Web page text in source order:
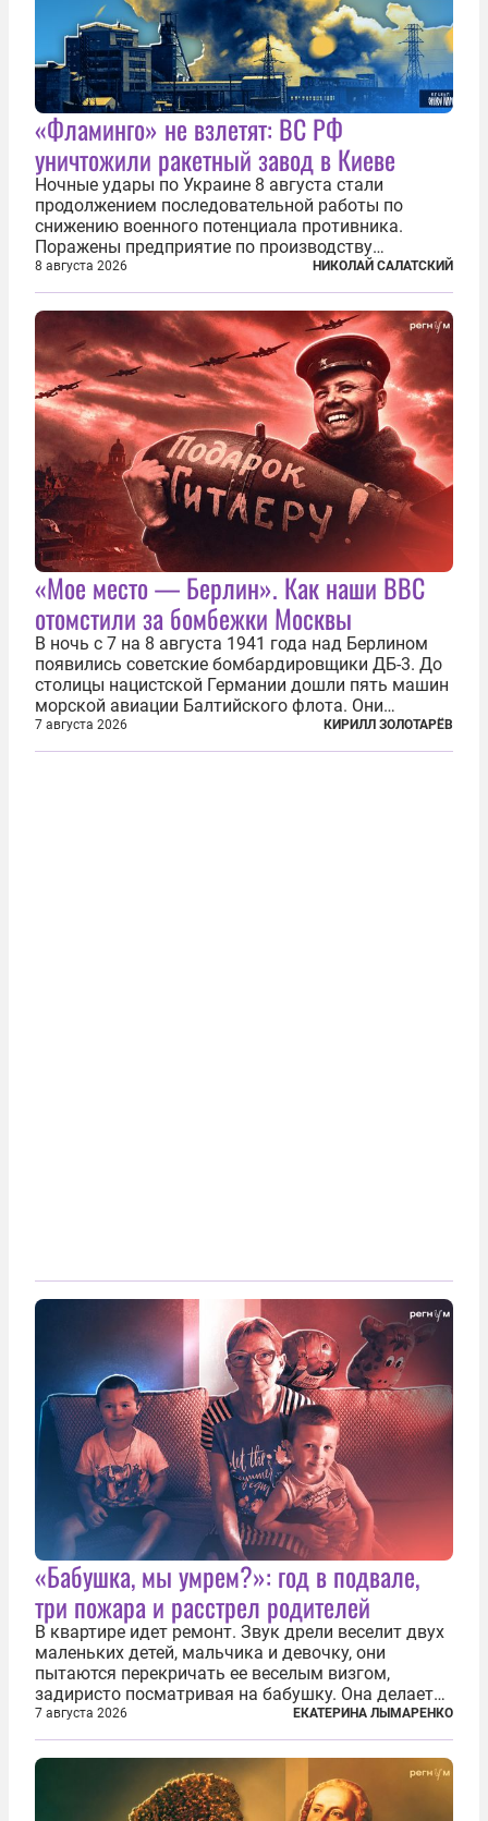
«Фламинго» не взлетят: ВС РФ
уничтожили ракетный завод в Киеве
Ночные удары по Украине 8 августа стали
продолжением последовательной работы по
снижению военного потенциала противника.
Поражены предприятие по производству
крылатых ракет, крупный склад топлива и два
сухогруза с военными грузами. Дополнительно
нанесены удары по объектам в ряде городов. В
Киеве...
8 августа 2026 НИКОЛАЙ САЛАТСКИЙ
«Мое место — Берлин». Как наши ВВС
отомстили за бомбежки Москвы
В ночь с 7 на 8 августа 1941 года над Берлином
появились советские бомбардировщики ДБ-3. До
столицы нацистской Германии дошли пять машин
морской авиации Балтийского флота. Они
сбросили бомбы на город, который в тот момент
жил в полной уверенности, что война идет где-то
7 августа 2026 КИРИЛЛ ЗОЛОТАРЁВ
«Бабушка, мы умрем?»: год в подвале,
три пожара и расстрел родителей
В квартире идет ремонт. Звук дрели веселит двух
маленьких детей, мальчика и девочку, они
пытаются перекричать ее веселым визгом,
задиристо посматривая на бабушку. Она делает
им замечание, но внуки чувствуют, что она
сердится невсерьез. И это правда: дрель, конечно,
сверлит противно, но всё...
7 августа 2026 ЕКАТЕРИНА ЛЫМАРЕНКО